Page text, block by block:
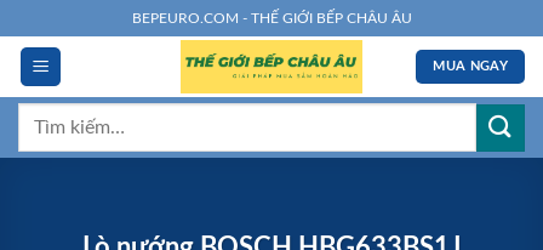
đến
dung
BEPEURO.COM - THẾ GIỚI BẾP CHÂU ÂU
MUA NGAY
Tìm